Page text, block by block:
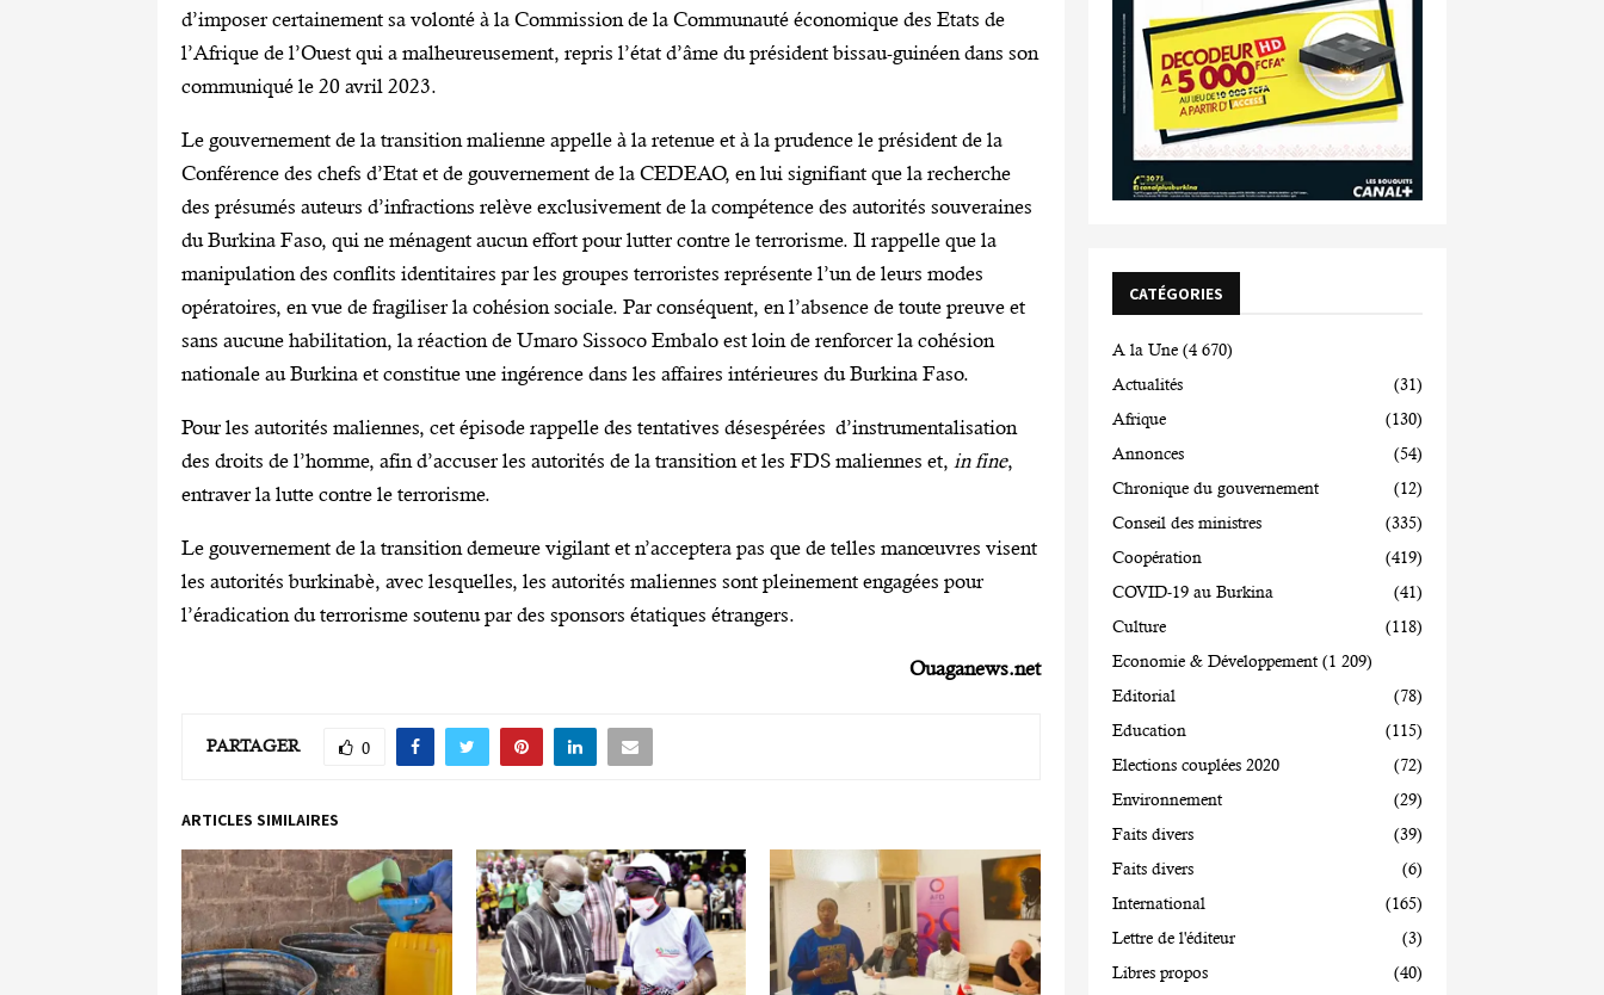
d’imposer certainement sa volonté à la Commission de la Communauté économique des Etats de
l’Afrique de l’Ouest qui a malheureusement, repris l’état d’âme du président bissau-guinéen dans son
communiqué le 20 avril 2023.
Le gouvernement de la transition malienne appelle à la retenue et à la prudence le président de la
Conférence des chefs d’Etat et de gouvernement de la CEDEAO, en lui signifiant que la recherche
des présumés auteurs d’infractions relève exclusivement de la compétence des autorités souveraines
du Burkina Faso, qui ne ménagent aucun effort pour lutter contre le terrorisme. Il rappelle que la
manipulation des conflits identitaires par les groupes terroristes représente l’un de leurs modes
opératoires, en vue de fragiliser la cohésion sociale. Par conséquent, en l’absence de toute preuve et
sans aucune habilitation, la réaction de Umaro Sissoco Embalo est loin de renforcer la cohésion
nationale au Burkina et constitue une ingérence dans les affaires intérieures du Burkina Faso.
Pour les autorités maliennes, cet épisode rappelle des tentatives désespérées d’instrumentalisation
des droits de l’homme, afin d’accuser les autorités de la transition et les FDS maliennes et, in fine,
entraver la lutte contre le terrorisme.
Le gouvernement de la transition demeure vigilant et n’acceptera pas que de telles manœuvres visent
les autorités burkinabè, avec lesquelles, les autorités maliennes sont pleinement engagées pour
l’éradication du terrorisme soutenu par des sponsors étatiques étrangers.
Ouaganews.net
PARTAGER 0
ARTICLES SIMILAIRES
CATÉGORIES
A la Une (4 670)
Actualités
(31)
Afrique
(130)
Annonces
(54)
Chronique du gouvernement
(12)
Conseil des ministres
(335)
Coopération
(419)
COVID-19 au Burkina
(41)
Culture
(118)
Economie & Développement (1 209)
Editorial
(78)
Education
(115)
Elections couplées 2020
(72)
Environnement
(29)
Faits divers
(39)
Faits divers
(6)
International
(165)
Lettre de l'éditeur
(3)
Libres propos
(40)